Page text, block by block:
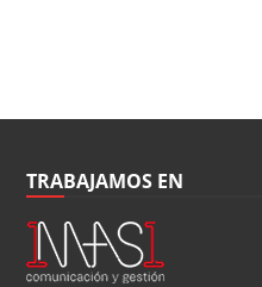
TRABAJAMOS EN